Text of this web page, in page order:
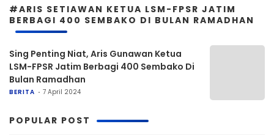
#ARIS SETIAWAN KETUA LSM-FPSR JATIM
BERBAGI 400 SEMBAKO DI BULAN RAMADHAN
Sing Penting Niat, Aris Gunawan Ketua
LSM-FPSR Jatim Berbagi 400 Sembako Di
Bulan Ramadhan
BERITA 7 April 2024
POPULAR POST